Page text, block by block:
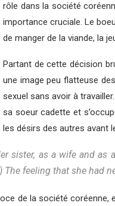
rôle dans la société
importance cruciale. Le
de manger de la viande, la
Partant de cette décision
une image peu flatteuse
sexuel sans avoir à
sa soeur cadette et
les désirs des autres avant
sister, as a wife and
The feeling that she had
de la société